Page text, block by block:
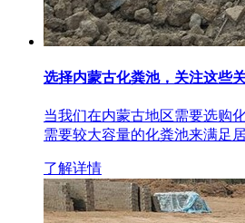
选择内蒙古化粪池，关注这些
当我们在内蒙古地区需要选购
需要较大容量的化粪池来满足
了解详情